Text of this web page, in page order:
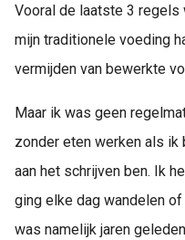
Vooral de laatste 3 regels
mijn traditionele voeding
vermijden van bewerkte
Maar ik was geen
zonder eten werken als
aan het schrijven ben. Ik
ging elke dag wandelen
was namelijk jaren